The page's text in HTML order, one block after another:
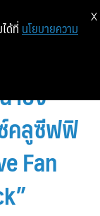
ำปิง”
คลูซีฟฟิ
Fan
ด้ที่ นโยบายความ
X